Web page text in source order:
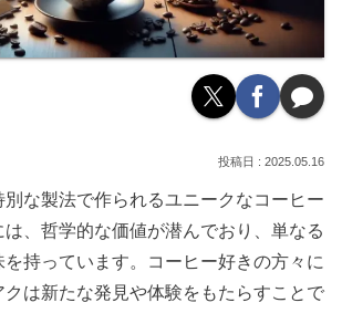
2025.05.16
別な製法で作られるユニークなコーヒー
、哲学的な価値が潜んでおり、単なる
持っています。コーヒー好きの方々に
クは新たな発見や体験をもたらすことで